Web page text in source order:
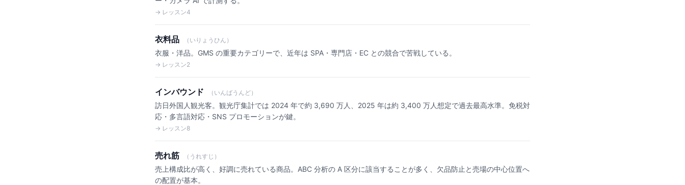
→ レッスン4
衣料品 （いりょうひん）
衣服・洋品。GMS の重要カテゴリーで、近年は SPA・専門店・EC との競合で苦戦している。
→ レッスン2
インバウンド （いんばうんど）
訪日外国人観光客。観光庁集計では 2024 年で約 3,690 万人、2025 年は約 3,400 万人想定で過去最高水準。免税対
応・多言語対応・SNS プロモーションが鍵。
→ レッスン8
売れ筋 （うれすじ）
売上構成比が高く、好調に売れている商品。ABC 分析の A 区分に該当することが多く、欠品防止と売場の中心位置へ
の配置が基本。